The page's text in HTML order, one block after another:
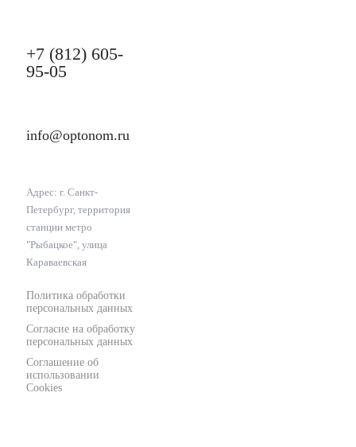
+7 (812) 605-
95-05
info@optonom.ru
Адрес: г. Санкт-
Петербург, территория
станции метро
"Рыбацкое", улица
Караваевская
Политика обработки
персональных данных
Согласие на обработку
персональных данных
Соглашение об
использовании
Cookies